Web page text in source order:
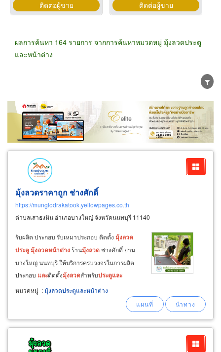
ติดต่อผู้ขาย ติดต่อผู้ขาย
ผลการค้นหา 164 รายการ จากการค้นหาหมวดหมู่ มุ้งลวดประตู
และหน้าต่าง
ขายส่ง ขายปลีก ผู้ผลิต
ตัวแทนจัดจำหน่าย
ผู้ส่งออก/นำเข้า
ธุรกิจบริการ
มุ้งลวดราคาถูก ช่างศักดิ์
https://munglodrakatook.yellowpages.co.th
ตำบลเสาธงหิน อำเภอบางใหญ่ จังหวัดนนทบุรี 11140
รับผลิต ประกอบ รับเหมาประกอบ ติดตั้ง มุ้งลวด
ประตูมุ้งลวดหน้าต่าง ร้านมุ้งลวดช่างศักดิ์ ย่าน
บางใหญ่ นนทบุรี ให้บริการครบวงจรในการผลิต
ประกอบ และติดตั้งมุ้งลวดสำหรับประตูและ
หน้าต่างทั้งแบบบานเลื่อนสไลด์และ แบบบานเปิด
ปิด ในราคาที่เหมาะสม การติดตั้งสามารถทำได้ทั้ง
ด้านนอกของบ้าน ช่วยป้องกันสัตว์และ
แมลงไม่ให้เข้ามาในบ้าน
หมวดหมู่ :มุ้งลวดประตูและหน้าต่าง